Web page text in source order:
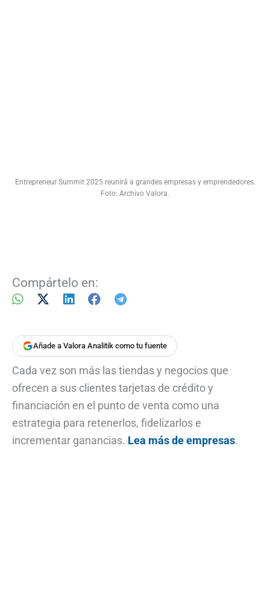
Entrepreneur Summit 2025 reunirá a grandes empresas y emprendedores.
Foto: Archivo Valora.
Compártelo en:
Añade a Valora Analitik como tu fuente
Cada vez son más las tiendas y negocios que
ofrecen a sus clientes tarjetas de crédito y
financiación en el punto de venta como una
estrategia para retenerlos, fidelizarlos e
incrementar ganancias. Lea más de empresas.